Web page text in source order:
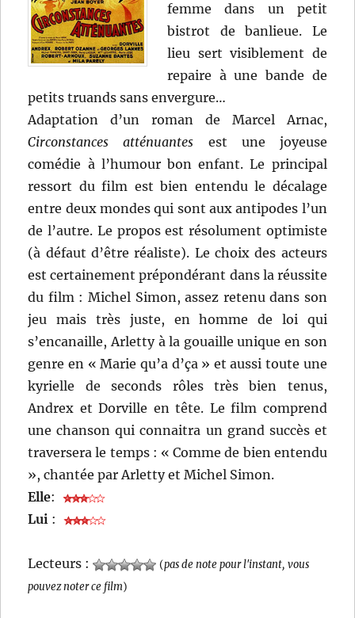
femme dans un petit
bistrot de banlieue. Le
lieu sert visiblement de
repaire à une bande de
petits truands sans envergure…
Adaptation d’un roman de Marcel Arnac,
Circonstances atténuantes est une joyeuse
comédie à l’humour bon enfant. Le principal
ressort du film est bien entendu le décalage
entre deux mondes qui sont aux antipodes l’un
de l’autre. Le propos est résolument optimiste
(à défaut d’être réaliste). Le choix des acteurs
est certainement prépondérant dans la réussite
du film : Michel Simon, assez retenu dans son
jeu mais très juste, en homme de loi qui
s’encanaille, Arletty à la gouaille unique en son
genre en « Marie qu’a d’ça » et aussi toute une
kyrielle de seconds rôles très bien tenus,
Andrex et Dorville en tête. Le film comprend
une chanson qui connaitra un grand succès et
traversera le temps : « Comme de bien entendu
», chantée par Arletty et Michel Simon.
Elle:
Lui :
Lecteurs : (pas de note pour l'instant, vous
pouvez noter ce film)